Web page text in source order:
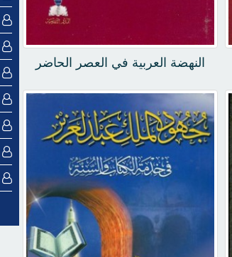
النهضة العربية في العصر الحاضر